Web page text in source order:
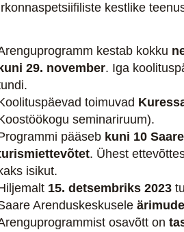
kestlike
kestab kokku
29. november. Iga
toimuvad
seminariruum).
pääseb kuni 10
. Ühest
isikut.
15. detsembriks 2023
Arenduskeskusele
osavõtt on